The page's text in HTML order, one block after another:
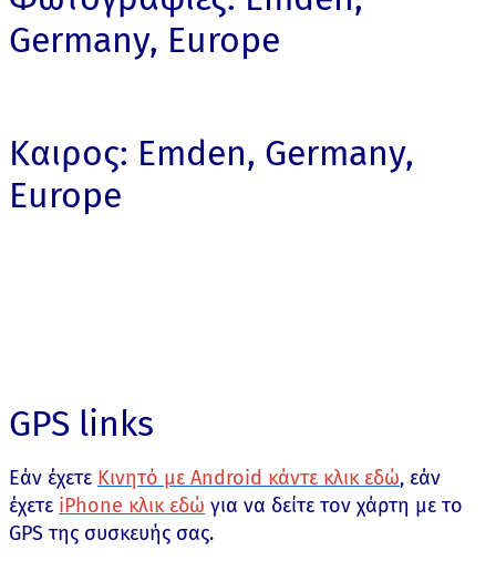
Germany, Europe
Καιρος: Emden, Germany,
Europe
GPS links
Εάν έχετε Κινητό με Android κάντε κλικ εδώ, εάν
έχετε iPhone κλικ εδώ για να δείτε τον χάρτη με το
GPS της συσκευής σας.